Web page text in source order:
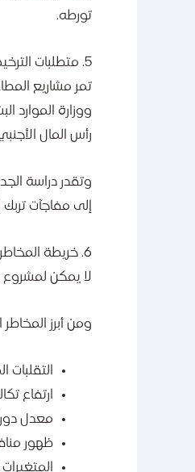
تورطه.
5. متطلبات الترخيص والامتثال
تمر مشاريع
ووزارة الموارد
رأس المال
وتقدر دراسة
إلى مفاجآت
6. خريطة المخاطر وسيناريوهات الاستجابة
لا يمكن
ومن أبرز
ارتفاع
معدل
ظهور